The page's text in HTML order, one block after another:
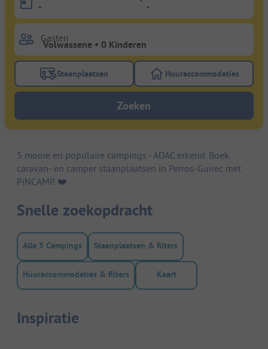
- -
Gasten
Gebruik de filterknop staanplaatsen om te zoeken
Staanplaatsen Gebruik de
Huuraccommodaties
Zoeken
5 mooie en populaire campings - ADAC erkend. Boek
caravan- en camper staanplaatsen in Perros-Guirec met
PiNCAMP. ❤️️
Snelle zoekopdracht
Alle 5 Campings Staanplaatsen & filters
Huuraccommodaties & filters Kaart
Inspiratie